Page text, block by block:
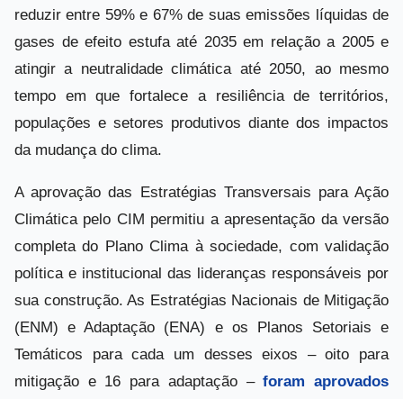
reduzir entre 59% e 67% de suas emissões líquidas de
gases de efeito estufa até 2035 em relação a 2005 e
atingir a neutralidade climática até 2050, ao mesmo
tempo em que fortalece a resiliência de territórios,
populações e setores produtivos diante dos impactos
da mudança do clima.
A aprovação das Estratégias Transversais para Ação
Climática pelo CIM permitiu a apresentação da versão
completa do Plano Clima à sociedade, com validação
política e institucional das lideranças responsáveis por
sua construção. As Estratégias Nacionais de Mitigação
(ENM) e Adaptação (ENA) e os Planos Setoriais e
Temáticos para cada um desses eixos – oito para
mitigação e 16 para adaptação –foram aprovados